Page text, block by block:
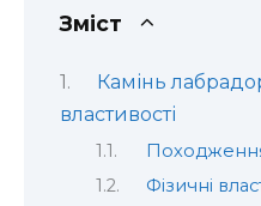
Зміст
Камінь
властивості
Фізичні